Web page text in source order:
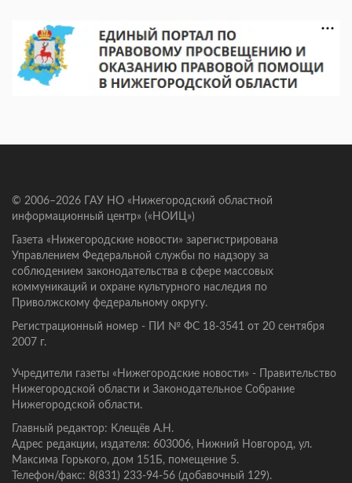
© 2006–2026 ГАУ НО «Нижегородский областной
информационный центр» («НОИЦ»)
Газета «Нижегородские новости» зарегистрирована
Управлением Федеральной службы по надзору за
соблюдением законодательства в сфере массовых
коммуникаций и охране культурного наследия по
Приволжскому федеральному округу.
Регистрационный номер - ПИ № ФС 18-3541 от 20 сентября
2007 г.
Учредители газеты «Нижегородские новости» - Правительство
Нижегородской области и Законодательное Собрание
Нижегородской области.
Главный редактор: Клещёв А.Н.
Адрес редакции, издателя: 603006, Нижний Новгород, ул.
Максима Горького, дом 151Б, помещение 5.
Телефон/факс: 8(831) 233-94-56 (добавочный 129).